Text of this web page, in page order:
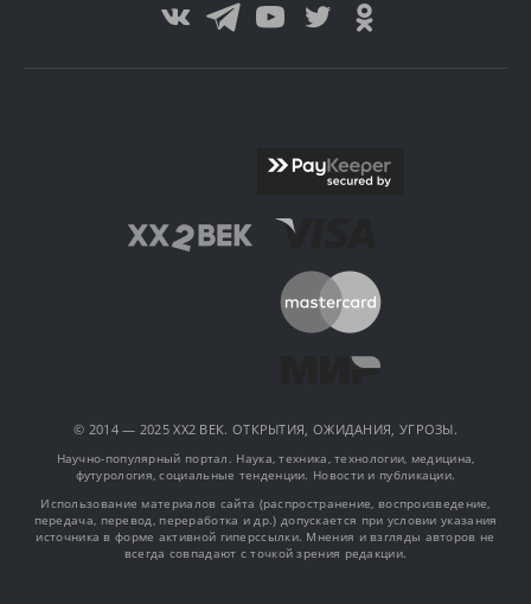
© 2014 — 2025 XX2 ВЕК. ОТКРЫТИЯ, ОЖИДАНИЯ, УГРОЗЫ.
Научно-популярный портал. Наука, техника, технологии, медицина,
футурология, социальные тенденции. Новости и публикации.
Использование материалов сайта (распространение, воспроизведение,
передача, перевод, переработка и др.) допускается при условии указания
источника в форме активной гиперссылки. Мнения и взгляды авторов не
всегда совпадают с точкой зрения редакции.